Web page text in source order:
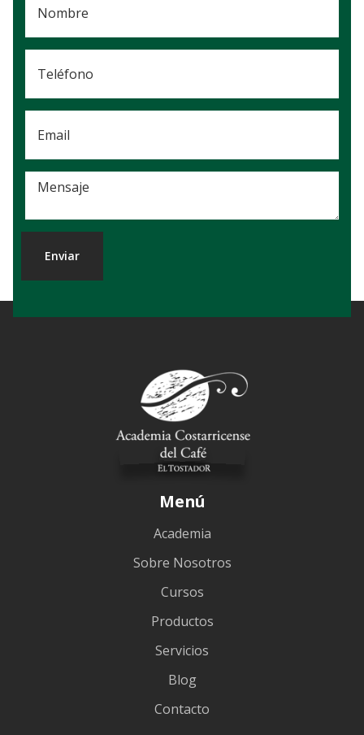
Menú
Academia
Sobre Nosotros
Cursos
Productos
Servicios
Blog
Contacto